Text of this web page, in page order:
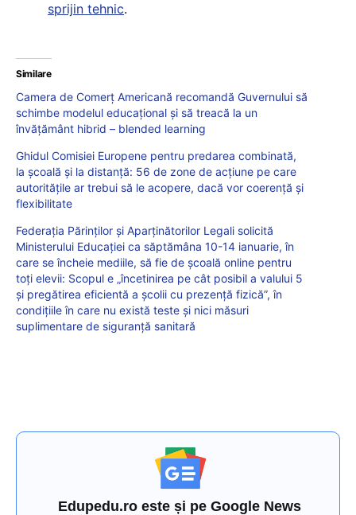
sprijin tehnic.
Similare
Camera de Comerț Americană recomandă Guvernului să
schimbe modelul educațional și să treacă la un
învățământ hibrid – blended learning
Ghidul Comisiei Europene pentru predarea combinată,
la școală și la distanță: 56 de zone de acțiune pe care
autoritățile ar trebui să le acopere, dacă vor coerență și
flexibilitate
Federația Părinților și Aparținătorilor Legali solicită
Ministerului Educației ca săptămâna 10-14 ianuarie, în
care se încheie mediile, să fie de școală online pentru
toți elevii: Scopul e „încetinirea pe cât posibil a valului 5
și pregătirea eficientă a școlii cu prezență fizică”, în
condițiile în care nu există teste și nici măsuri
suplimentare de siguranță sanitară
Edupedu.ro este și pe Google News